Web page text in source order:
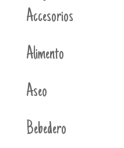
Accesorios
Alimento
Aseo
Bebedero